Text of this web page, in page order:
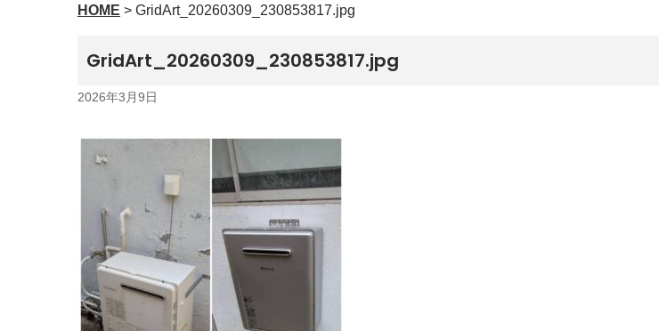
HOME > GridArt_20260309_230853817.jpg
GridArt_20260309_230853817.jpg
2026年3月9日